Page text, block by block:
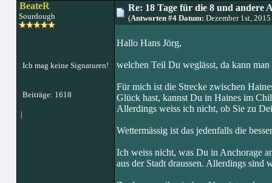
BeateR
Sourdough
Ich mag keine Signaturen!
Beiträge: 1618
|
Re: 18 Tage für die 8 und andere
(Antworten #4 Datum: Dezember 1st,
Hallo Hans Jörg,
welchen Teil Du weglässt, da kann man
Für mich ist die Strecke zwischen
Glück hast, kannst Du in Haines im
Allerdings weiss ich nicht, ob Sie zu
Wettermässig ist das jedenfalls die
Ich weiss nicht, was Du in Anchorage
aus der Stadt draussen. Allerdings sind